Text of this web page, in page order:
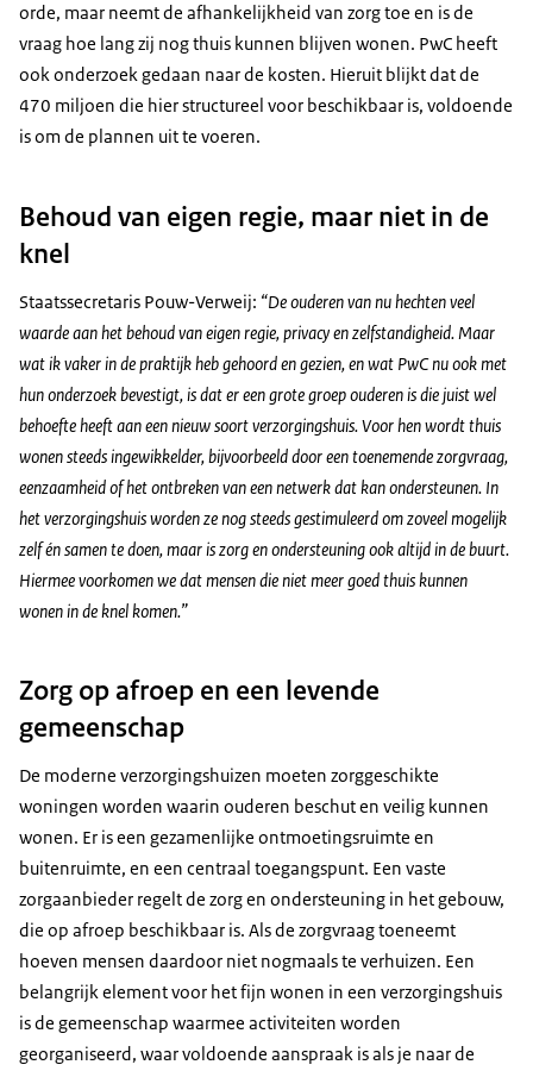
orde, maar neemt de afhankelijkheid van zorg toe en is de
vraag hoe lang zij nog thuis kunnen blijven wonen. PwC heeft
ook onderzoek gedaan naar de kosten. Hieruit blijkt dat de
470 miljoen die hier structureel voor beschikbaar is, voldoende
is om de plannen uit te voeren.
Behoud van eigen regie, maar niet in de
knel
Staatssecretaris Pouw-Verweij: “De ouderen van nu hechten veel
waarde aan het behoud van eigen regie, privacy en zelfstandigheid. Maar
wat ik vaker in de praktijk heb gehoord en gezien, en wat PwC nu ook met
hun onderzoek bevestigt, is dat er een grote groep ouderen is die juist wel
behoefte heeft aan een nieuw soort verzorgingshuis. Voor hen wordt thuis
wonen steeds ingewikkelder, bijvoorbeeld door een toenemende zorgvraag,
eenzaamheid of het ontbreken van een netwerk dat kan ondersteunen. In
het verzorgingshuis worden ze nog steeds gestimuleerd om zoveel mogelijk
zelf én samen te doen, maar is zorg en ondersteuning ook altijd in de buurt.
Hiermee voorkomen we dat mensen die niet meer goed thuis kunnen
wonen in de knel komen.”
Zorg op afroep en een levende
gemeenschap
De moderne verzorgingshuizen moeten zorggeschikte
woningen worden waarin ouderen beschut en veilig kunnen
wonen. Er is een gezamenlijke ontmoetingsruimte en
buitenruimte, en een centraal toegangspunt. Een vaste
zorgaanbieder regelt de zorg en ondersteuning in het gebouw,
die op afroep beschikbaar is. Als de zorgvraag toeneemt
hoeven mensen daardoor niet nogmaals te verhuizen. Een
belangrijk element voor het fijn wonen in een verzorgingshuis
is de gemeenschap waarmee activiteiten worden
georganiseerd, waar voldoende aanspraak is als je naar de